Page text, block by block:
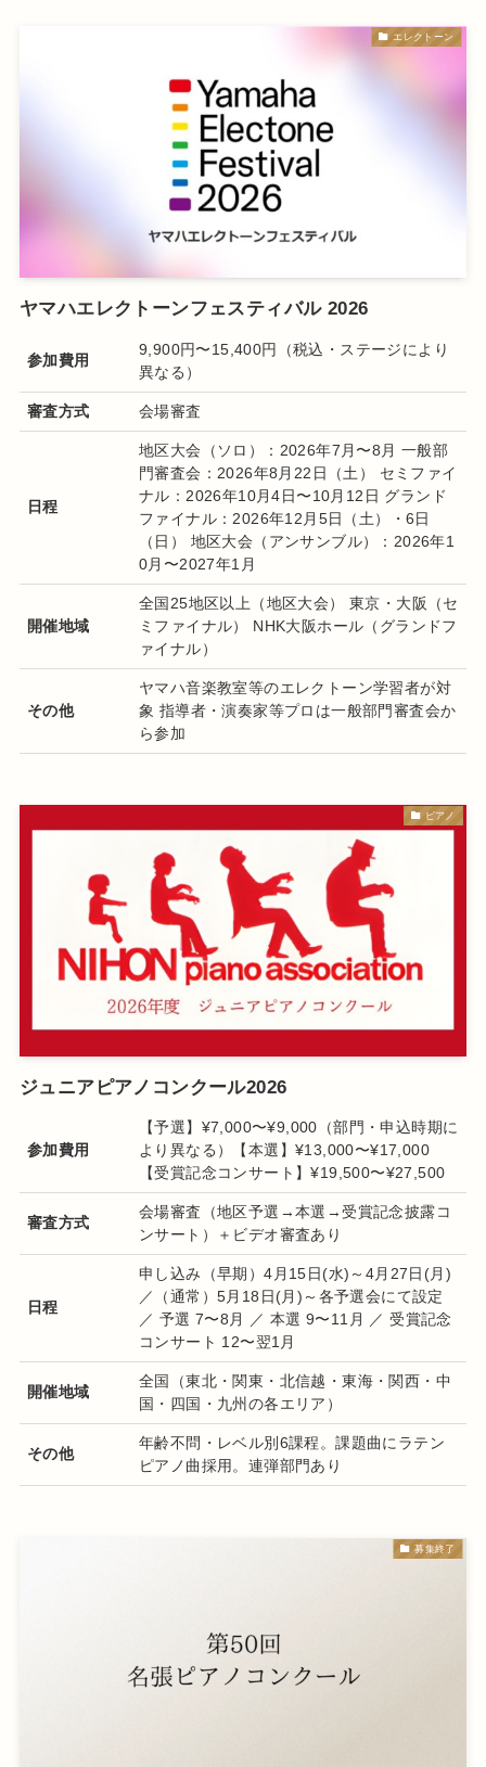
エレクトーン
ヤマハエレクトーンフェスティバル 2026
参加費用
9,900円〜15,400円（税込・ステージにより
異なる）
審査方式 会場審査
日程
地区大会（ソロ）：2026年7月〜8月 一般部
門審査会：2026年8月22日（土） セミファイ
ナル：2026年10月4日〜10月12日 グランド
ファイナル：2026年12月5日（土）・6日
（日） 地区大会（アンサンブル）：2026年1
0月〜2027年1月
開催地域
全国25地区以上（地区大会） 東京・大阪（セ
ミファイナル） NHK大阪ホール（グランドフ
ァイナル）
その他
ヤマハ音楽教室等のエレクトーン学習者が対
象 指導者・演奏家等プロは一般部門審査会か
ら参加
ピアノ
ジュニアピアノコンクール2026
参加費用
【予選】¥7,000〜¥9,000（部門・申込時期に
より異なる）【本選】¥13,000〜¥17,000
【受賞記念コンサート】¥19,500〜¥27,500
審査方式
会場審査（地区予選→本選→受賞記念披露コ
ンサート）＋ビデオ審査あり
日程
申し込み（早期）4月15日(水)～4月27日(月)
／（通常）5月18日(月)～各予選会にて設定
／ 予選 7〜8月 ／ 本選 9〜11月 ／ 受賞記念
コンサート 12〜翌1月
開催地域
全国（東北・関東・北信越・東海・関西・中
国・四国・九州の各エリア）
その他
年齢不問・レベル別6課程。課題曲にラテン
ピアノ曲採用。連弾部門あり
募集終了